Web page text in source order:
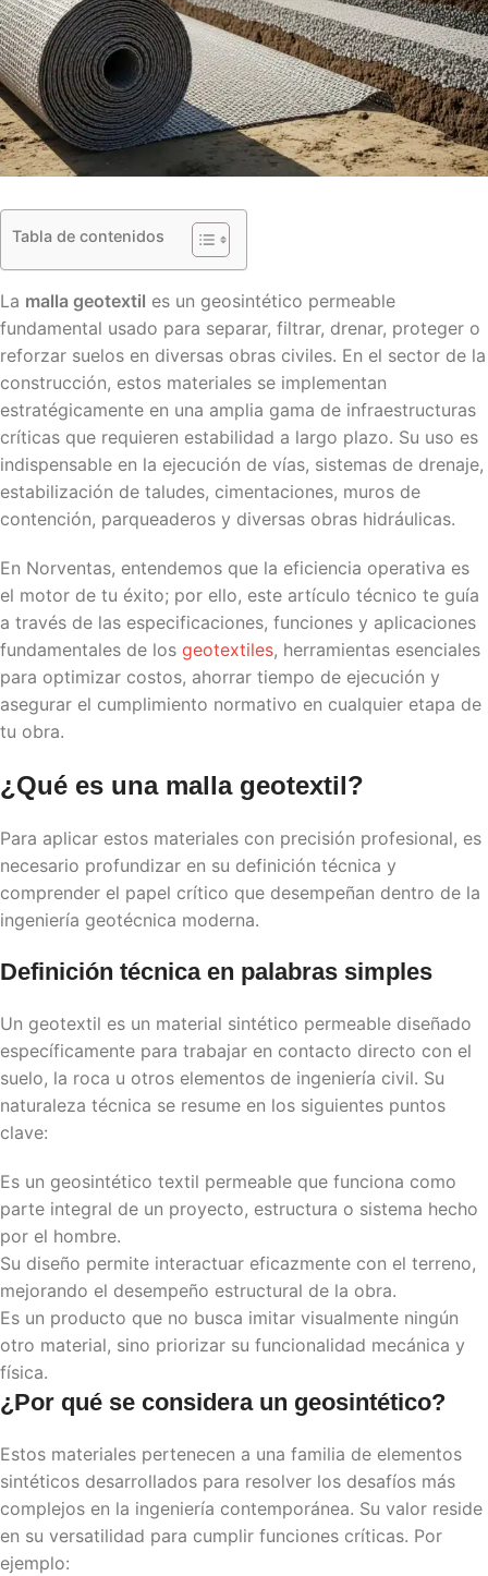
Tabla de contenidos
La malla geotextil es un geosintético permeable
fundamental usado para separar, filtrar, drenar, proteger o
reforzar suelos en diversas obras civiles. En el sector de la
construcción, estos materiales se implementan
estratégicamente en una amplia gama de infraestructuras
críticas que requieren estabilidad a largo plazo. Su uso es
indispensable en la ejecución de vías, sistemas de drenaje,
estabilización de taludes, cimentaciones, muros de
contención, parqueaderos y diversas obras hidráulicas.
En Norventas, entendemos que la eficiencia operativa es
el motor de tu éxito; por ello, este artículo técnico te guía
a través de las especificaciones, funciones y aplicaciones
fundamentales de los geotextiles, herramientas esenciales
para optimizar costos, ahorrar tiempo de ejecución y
asegurar el cumplimiento normativo en cualquier etapa de
tu obra.
¿Qué es una malla geotextil?
Para aplicar estos materiales con precisión profesional, es
necesario profundizar en su definición técnica y
comprender el papel crítico que desempeñan dentro de la
ingeniería geotécnica moderna.
Definición técnica en palabras simples
Un geotextil es un material sintético permeable diseñado
específicamente para trabajar en contacto directo con el
suelo, la roca u otros elementos de ingeniería civil. Su
naturaleza técnica se resume en los siguientes puntos
clave:
Es un geosintético textil permeable que funciona como
parte integral de un proyecto, estructura o sistema hecho
por el hombre.
Su diseño permite interactuar eficazmente con el terreno,
mejorando el desempeño estructural de la obra.
Es un producto que no busca imitar visualmente ningún
otro material, sino priorizar su funcionalidad mecánica y
física.
¿Por qué se considera un geosintético?
Estos materiales pertenecen a una familia de elementos
sintéticos desarrollados para resolver los desafíos más
complejos en la ingeniería contemporánea. Su valor reside
en su versatilidad para cumplir funciones críticas. Por
ejemplo: